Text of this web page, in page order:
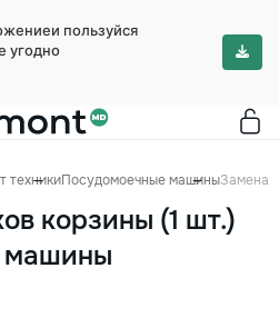
пользуйся
угодно
техникиПосудомоечные машиныЗамена
корзины (1 шт.)
машины